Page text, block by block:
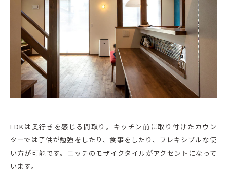
LDKは奥行きを感じる間取り。キッチン前に取り付けたカウン
ターでは子供が勉強をしたり、食事をしたり、フレキシブルな使
い方が可能です。ニッチのモザイクタイルがアクセントになって
います。